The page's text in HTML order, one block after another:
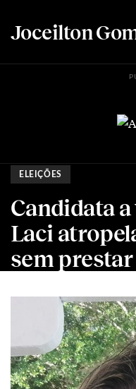
Joceilton
ELEIÇÕES
Candidata
Laci
sem